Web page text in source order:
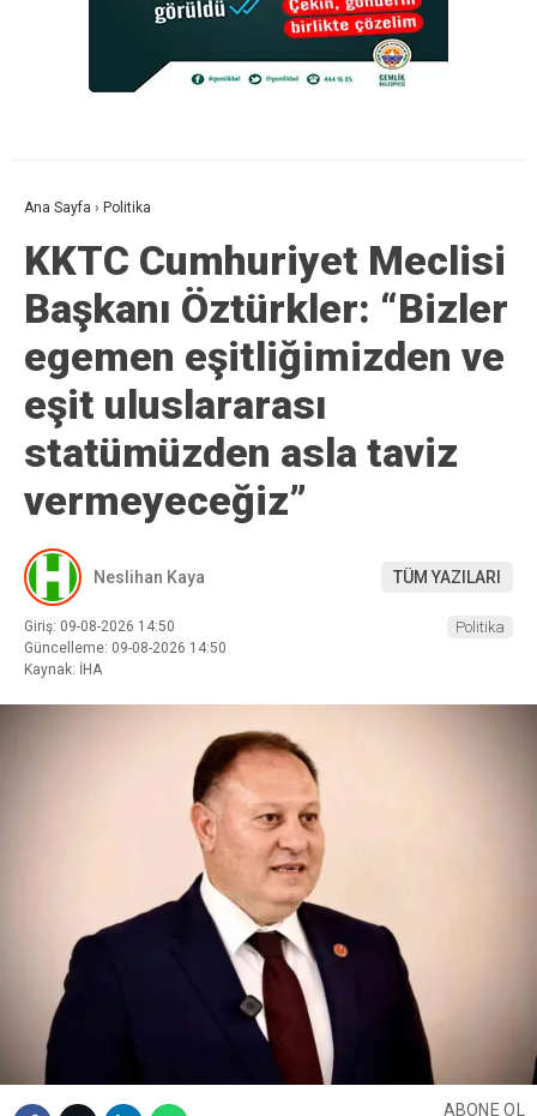
Ana Sayfa › Politika
KKTC Cumhuriyet Meclisi
Başkanı Öztürkler: “Bizler
egemen eşitliğimizden ve
eşit uluslararası
statümüzden asla taviz
vermeyeceğiz”
Neslihan Kaya TÜM YAZILARI
Giriş: 09-08-2026 14:50
Güncelleme: 09-08-2026 14:50
Kaynak: İHA
Politika
ABONE OL